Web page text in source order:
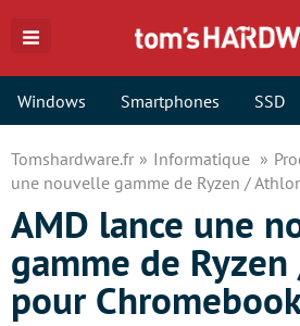
Windows Smartphones SSD
Tomshardware.fr Informatique
une nouvelle gamme de Ryzen /
AMD lance une
gamme de
pour